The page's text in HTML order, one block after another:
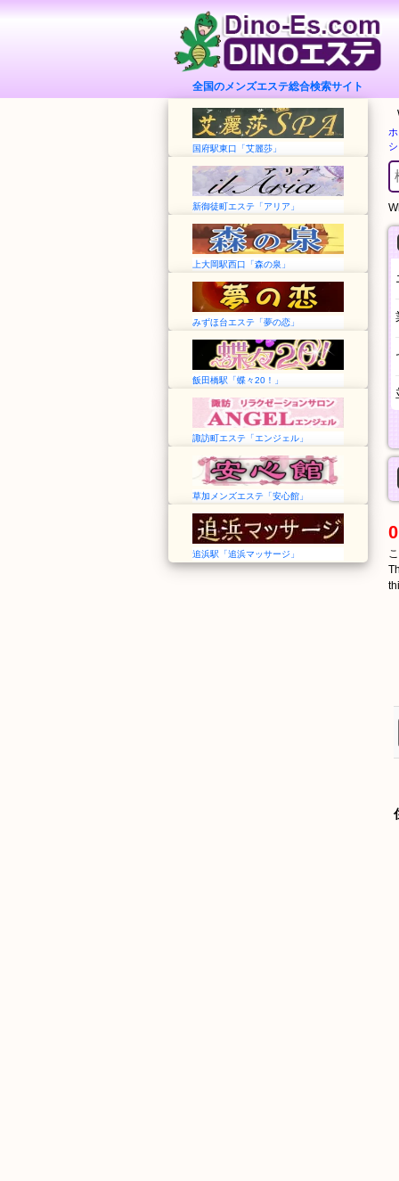
全国のメンズエステ総合検索サイト
国府駅東口「艾麗莎」
新御徒町エステ「アリア」
上大岡駅西口「森の泉」
みずほ台エステ「夢の恋」
飯田橋駅「蝶々20！」
諏訪町エステ「エンジェル」
草加メンズエステ「安心館」
追浜駅「追浜マッサージ」
0